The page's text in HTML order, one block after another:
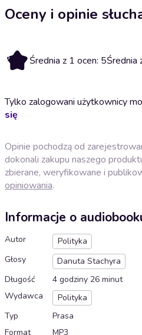
Oceny i opinie
5 Średnia z 1 ocen: 5Średnia
Tylko zalogowani użytkownicy
się
Opinie pochodzą od
dokonali zakupu naszego
zbierane, weryfikowane i
opiniowania.
Informacje o
Autor
Polityka
Głosy
Danuta Stachyra
Długość
4 godziny 26 minut
Wydawca
Polityka
Typ
Prasa
Format
MP3